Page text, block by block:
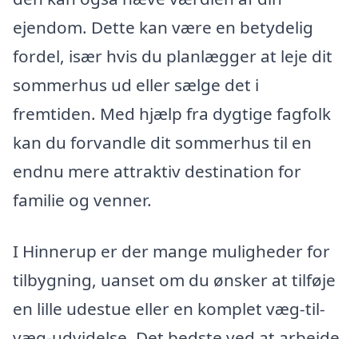
ejendom. Dette kan være en betydelig
fordel, især hvis du planlægger at leje dit
sommerhus ud eller sælge det i
fremtiden. Med hjælp fra dygtige fagfolk
kan du forvandle dit sommerhus til en
endnu mere attraktiv destination for
familie og venner.
I Hinnerup er der mange muligheder for
tilbygning, uanset om du ønsker at tilføje
en lille udestue eller en komplet væg-til-